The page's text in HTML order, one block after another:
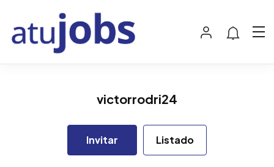
victorrodri24
Invitar Listado